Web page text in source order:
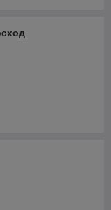
цепи)
цепи)